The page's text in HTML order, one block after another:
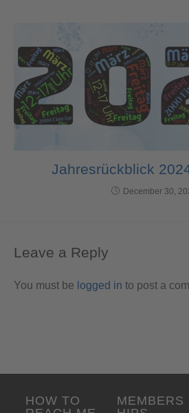
Jahresrückblick
December 30,
Leave a Reply
You must be logged in to post a
HOW TO
MEMBERS